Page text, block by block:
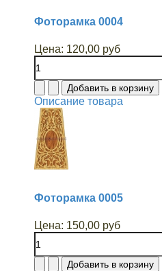
Фоторамка 0004
Цена: 120,00 руб
Описание товара
Фоторамка 0005
Цена: 150,00 руб